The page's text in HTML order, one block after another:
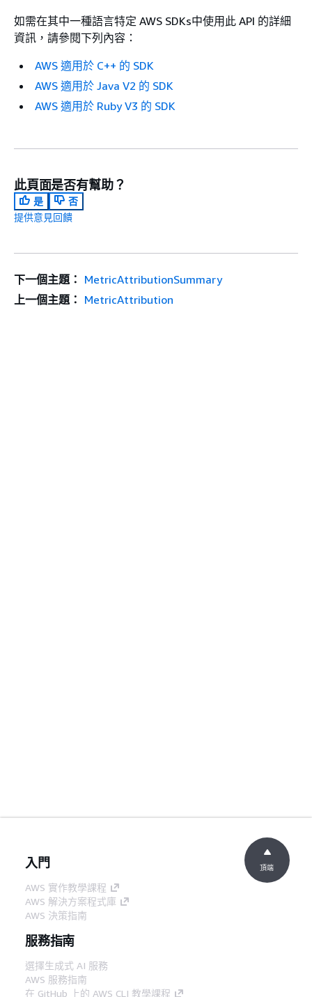
如需在其中一種語言特定 AWS SDKs中使用此 API 的詳細
資訊，請參閱下列內容：
AWS 適用於 C++ 的 SDK
AWS 適用於 Java V2 的 SDK
AWS 適用於 Ruby V3 的 SDK
此頁面是否有幫助？
是
否
提供意見回饋
下一個主題： MetricAttributionSummary
上一個主題： MetricAttribution
入門
AWS 實作教學課程
AWS 解決方案程式庫
AWS 決策指南
服務指南
選擇生成式 AI 服務
AWS 服務指南
在 GitHub 上的 AWS CLI 教學課程
頂端